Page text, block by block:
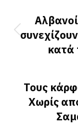
κατά
Τους
Χωρίς